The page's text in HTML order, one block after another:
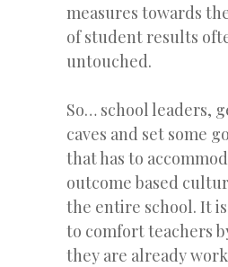
measures towards
of student results
untouched.
So… school leaders,
caves and set some
that has to
outcome based
the entire school. It
to comfort teachers
they are already